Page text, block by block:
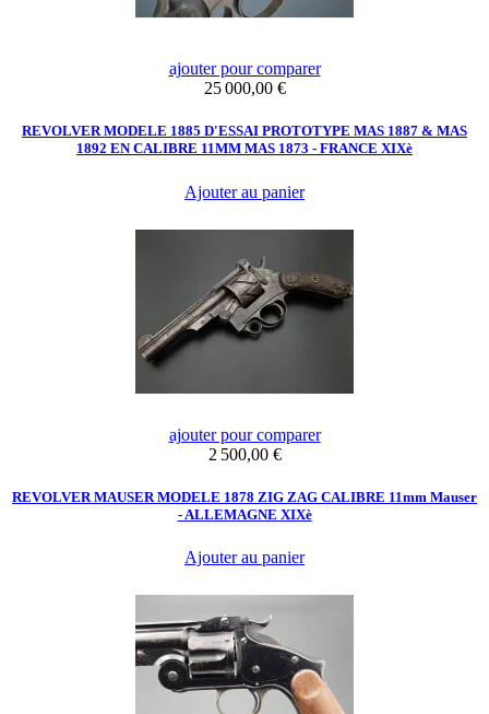
ajouter pour comparer
Prix
25 000,00 €
REVOLVER MODELE 1885 D'ESSAI PROTOTYPE MAS 1887 & MAS
1892 EN CALIBRE 11MM MAS 1873 - FRANCE XIXè
Ajouter au panier
ajouter pour comparer
Prix
2 500,00 €
REVOLVER MAUSER MODELE 1878 ZIG ZAG CALIBRE 11mm Mauser
- ALLEMAGNE XIXè
Ajouter au panier